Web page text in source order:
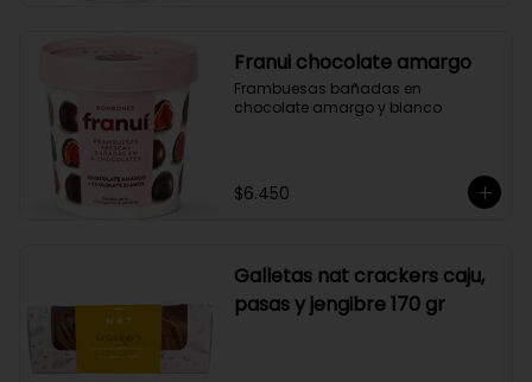
Franui chocolate amargo
Frambuesas bañadas en
chocolate amargo y blanco
$6.450
Galletas nat crackers caju,
pasas y jengibre 170 gr